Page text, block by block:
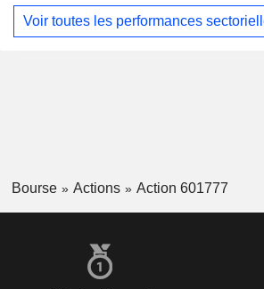
Voir toutes les performances
Bourse Actions Action 601777